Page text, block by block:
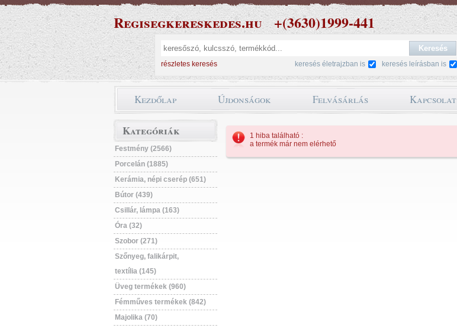
Regisegkereskedes.hu +(3630)1999-441
részletes keresés keresés leírásban is
keresés életrajzban is
Kezdőlap Újdonságok Felvásárlás Kapcsolat
Kategóriák
Festmény (2566)
Porcelán (1885)
Kerámia, népi cserép (651)
Bútor (439)
Csillár, lámpa (163)
Óra (32)
Szobor (271)
Szőnyeg, falikárpit,
textília (145)
Üveg termékek (960)
Fémműves termékek (842)
Majolika (70)
1 hiba található :
a termék már nem elérhető